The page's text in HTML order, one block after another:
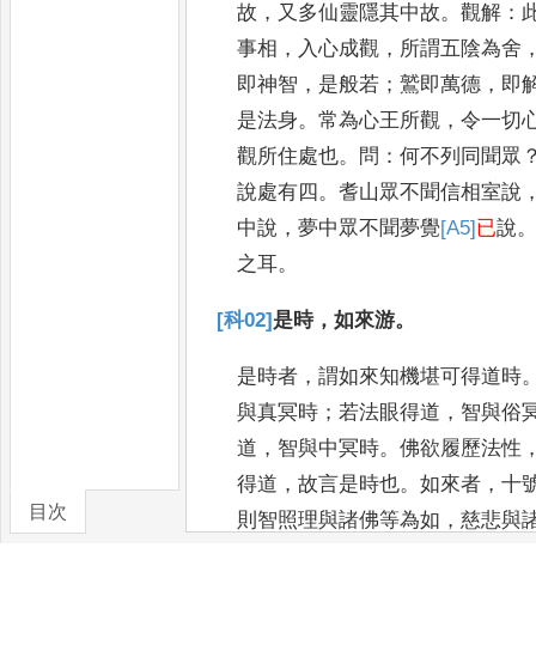
目次
故 ， 又 多仙靈隱其中故。觀解 ：
事相 ， 入心成觀 ， 所謂五陰為舍
即神智 ， 是般若 ；鷲即萬德 ， 即
是法身。常為心王所觀 ，令一切
觀所住處也。 問 ：何不列同聞眾
說處有四。耆山眾不聞信相室說
中說 ，夢中眾不聞夢覺[A5] 已說
之耳。
[科02] 是時，如來游。
是時者 ，謂如來知機堪可得道時
與真冥時 ；若法眼得道 ， 智與俗
道 ， 智與中冥時。佛欲履歷法性
得道 ，故言是時也。如來者 ，十
則智照理與諸佛等為如 ，慈悲與